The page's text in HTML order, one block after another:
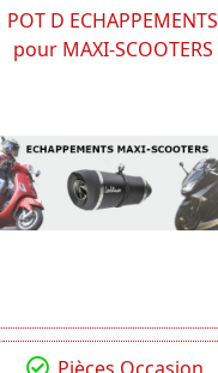
POT D ECHAPPEMENTS
pour MAXI-SCOOTERS